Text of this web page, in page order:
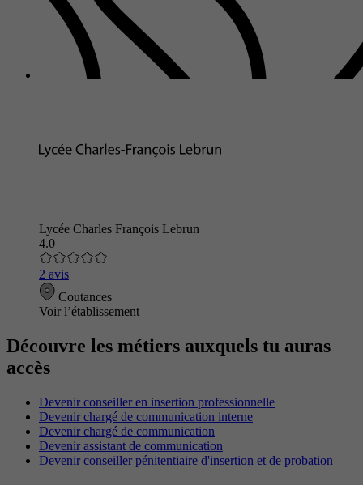
Lycée Charles François Lebrun
4.0
2 avis
Coutances
Voir l’établissement
Découvre les métiers auxquels tu auras
accès
Devenir conseiller en insertion professionnelle
Devenir chargé de communication interne
Devenir chargé de communication
Devenir assistant de communication
Devenir conseiller pénitentiaire d'insertion et de probation